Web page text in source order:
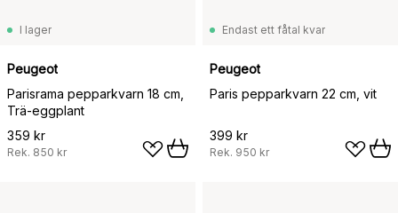
I lager
Peugeot
Parisrama pepparkvarn 18 cm,
Trä-eggplant
359 kr
Rek. 850 kr
Endast ett fåtal kvar
Peugeot
Paris pepparkvarn 22 cm, vit
399 kr
Rek. 950 kr